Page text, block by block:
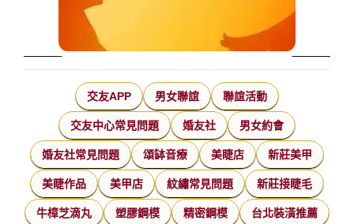
交友APP 男女聯誼 聯誼活動
交友中心常見問題 婚友社 男女約會
婚友社常見問題 頌缽音療 美睫店 新莊美甲
美睫作品 美甲店 紋繡常見問題 新莊接睫毛
牛樟芝滴丸 塑膠鋼模 精密鋼模 台北裝潢推薦